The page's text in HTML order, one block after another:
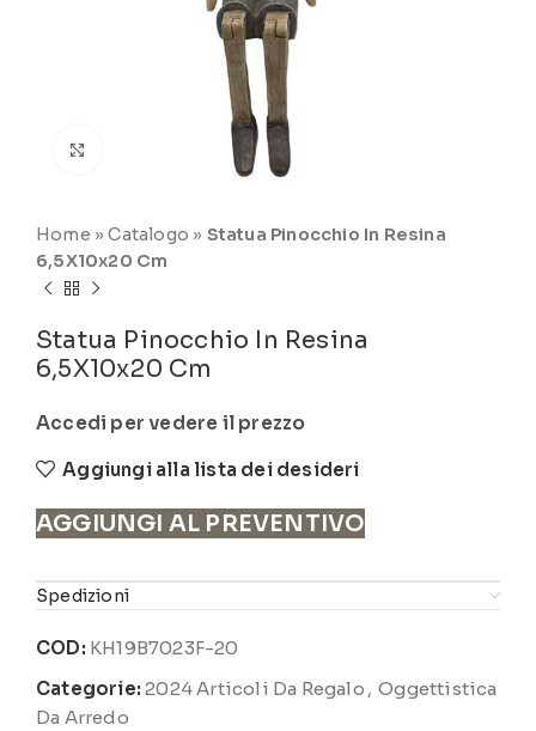
Click to enlarge
Home »Catalogo » Statua Pinocchio In Resina
6,5X10x20 Cm
Statua Pinocchio In Resina
6,5X10x20 Cm
Accedi per vedere il prezzo
Aggiungi alla lista dei desideri
AGGIUNGI AL PREVENTIVO
Spedizioni
COD: KH19B7023F-20
Categorie: 2024 Articoli Da Regalo , Oggettistica
Da Arredo